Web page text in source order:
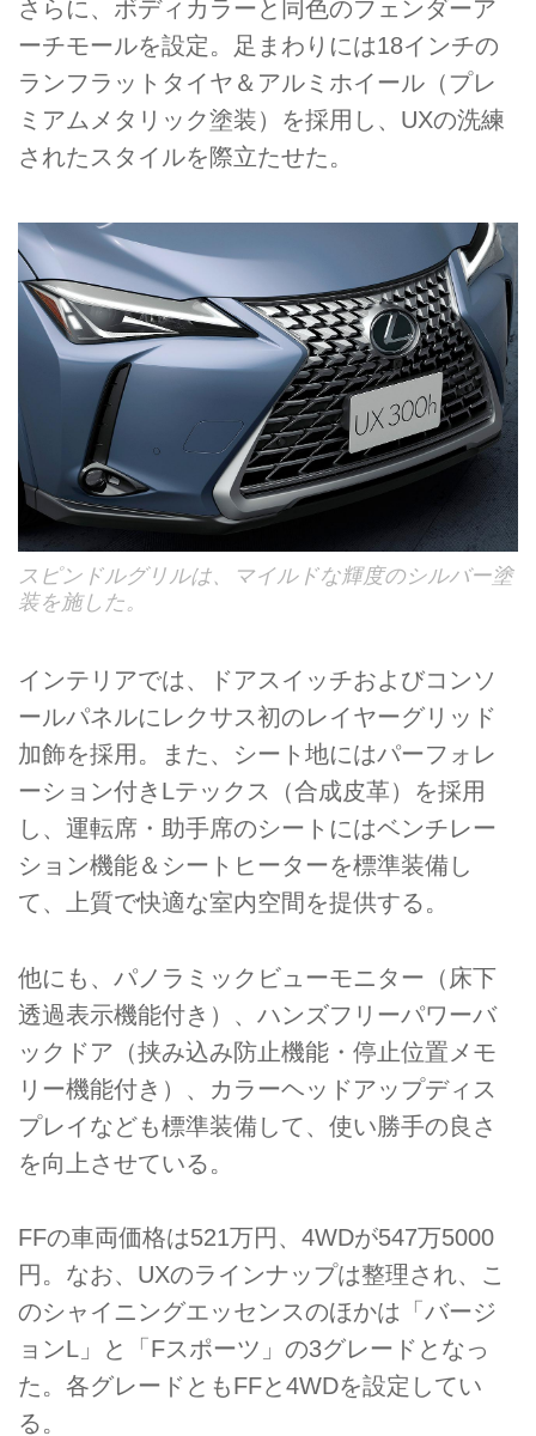
さらに、ボディカラーと同色のフェンダーア
ーチモールを設定。足まわりには18インチの
ランフラットタイヤ＆アルミホイール（プレ
ミアムメタリック塗装）を採用し、UXの洗練
されたスタイルを際立たせた。
スピンドルグリルは、マイルドな輝度のシルバー塗
装を施した。
インテリアでは、ドアスイッチおよびコンソ
ールパネルにレクサス初のレイヤーグリッド
加飾を採用。また、シート地にはパーフォレ
ーション付きLテックス（合成皮革）を採用
し、運転席・助手席のシートにはベンチレー
ション機能＆シートヒーターを標準装備し
て、上質で快適な室内空間を提供する。
他にも、パノラミックビューモニター（床下
透過表示機能付き）、ハンズフリーパワーバ
ックドア（挟み込み防止機能・停止位置メモ
リー機能付き）、カラーヘッドアップディス
プレイなども標準装備して、使い勝手の良さ
を向上させている。
FFの車両価格は521万円、4WDが547万5000
円。なお、UXのラインナップは整理され、こ
のシャイニングエッセンスのほかは「バージ
ョンL」と「Fスポーツ」の3グレードとなっ
た。各グレードともFFと4WDを設定してい
る。